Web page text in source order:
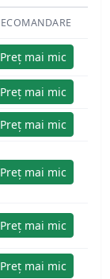
Preț mai mic
Preț mai mic
Preț mai mic
Preț mai mic
Preț mai mic
Preț mai mic